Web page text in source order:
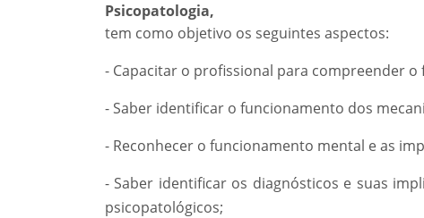
Psicopatologia,
tem como objetivo os seguintes aspectos:
- Capacitar o profissional para compreender
- Saber identificar o funcionamento dos
- Reconhecer o funcionamento mental e as
- Saber identificar os diagnósticos e suas
psicopatológicos;